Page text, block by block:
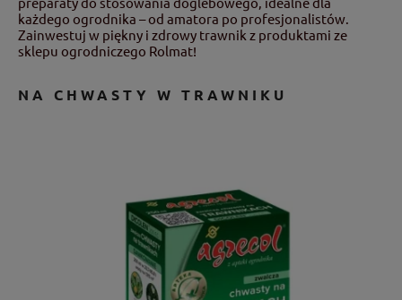
każdego ogrodnika – od amatora po profesjonalistów.
Zainwestuj w piękny i zdrowy trawnik z produktami ze
sklepu ogrodniczego Rolmat!
NA CHWASTY W TRAWNIKU